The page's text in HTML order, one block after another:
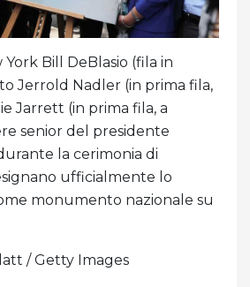
York Bill DeBlasio (fila in
Jerrold Nadler (in prima fila,
Jarrett (in prima fila, a
senior del presidente
la cerimonia di
ufficialmente lo
monumento nazionale su
/ Getty Images